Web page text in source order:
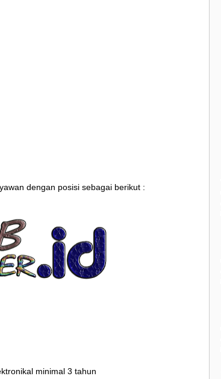
dengan posisi sebagai berikut :
minimal 3 tahun